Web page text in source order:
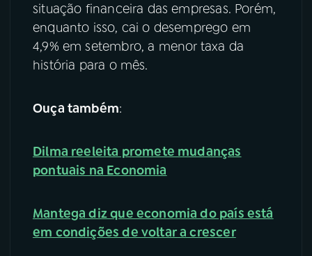
06VIDEOCASTS
FESTIVAL DE MÚSICA
ACOMPANHE A RÁDIO NACIONAL
YouTube
Instagram X
situação financeira das empresas. Porém,
enquanto isso, cai o desemprego em
4,9% em setembro, a menor taxa da
história para o mês.
Ouça também:
Dilma reeleita promete mudanças
pontuais na Economia
Mantega diz que economia do país está
em condições de voltar a crescer